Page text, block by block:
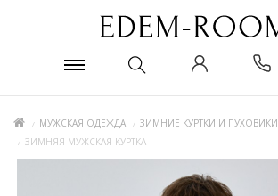
МУЖСКАЯ ОДЕЖДА
ЗИМНИЕ КУРТКИ И ПУХОВИКИ
ЗИМНЯЯ МУЖСКАЯ КУРТКА